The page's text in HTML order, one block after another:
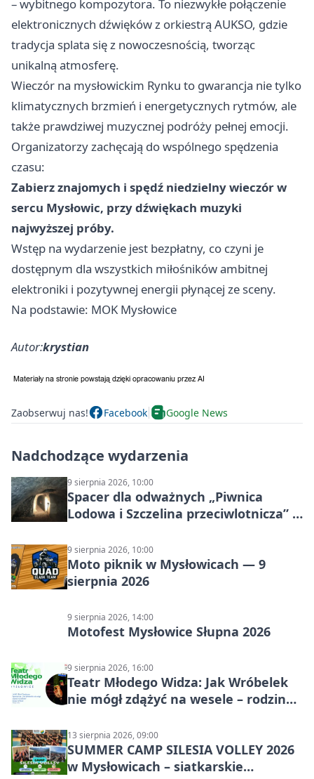
– wybitnego kompozytora. To niezwykłe połączenie
elektronicznych dźwięków z orkiestrą AUKSO, gdzie
tradycja splata się z nowoczesnością, tworząc
unikalną atmosferę.
Wieczór na mysłowickim Rynku to gwarancja nie tylko
klimatycznych brzmień i energetycznych rytmów, ale
także prawdziwej muzycznej podróży pełnej emocji.
Organizatorzy zachęcają do wspólnego spędzenia
czasu:
Zabierz znajomych i spędź niedzielny wieczór w
sercu Mysłowic, przy dźwiękach muzyki
najwyższej próby.
Wstęp na wydarzenie jest bezpłatny, co czyni je
dostępnym dla wszystkich miłośników ambitnej
elektroniki i pozytywnej energii płynącej ze sceny.
Na podstawie: MOK Mysłowice
Autor:krystian
Zaobserwuj nas! Facebook Google News
Nadchodzące wydarzenia
9 sierpnia 2026, 10:00
Spacer dla odważnych „Piwnica
Lodowa i Szczelina przeciwlotnicza” –
9 sierpnia 2026, 10:00
Moto piknik w Mysłowicach — 9
sierpnia 2026
9 sierpnia 2026, 14:00
Motofest Mysłowice Słupna 2026
9 sierpnia 2026, 16:00
Teatr Młodego Widza: Jak Wróbelek
nie mógł zdążyć na wesele – rodzinny
13 sierpnia 2026, 09:00
SUMMER CAMP SILESIA VOLLEY 2026
w Mysłowicach – siatkarskie